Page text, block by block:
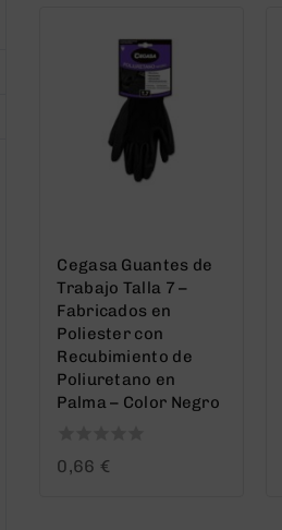
Cegasa Guantes de
Trabajo Talla 7 –
Fabricados en
Poliester con
Recubimiento de
Poliuretano en
Palma – Color Negro
0
0,66 €